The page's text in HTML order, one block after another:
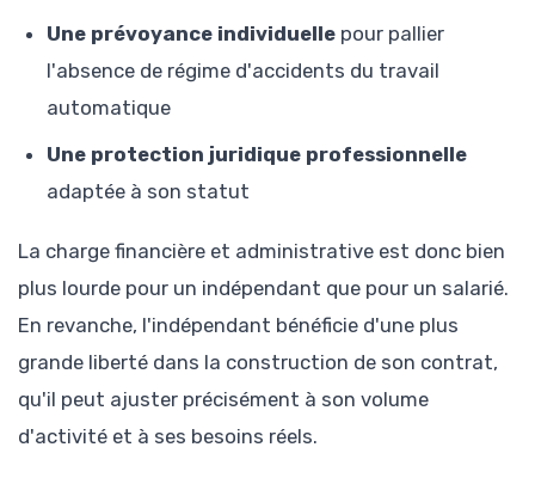
Une prévoyance individuelle pour pallier
l'absence de régime d'accidents du travail
automatique
Une protection juridique professionnelle
adaptée à son statut
La charge financière et administrative est donc bien
plus lourde pour un indépendant que pour un salarié.
En revanche, l'indépendant bénéficie d'une plus
grande liberté dans la construction de son contrat,
qu'il peut ajuster précisément à son volume
d'activité et à ses besoins réels.